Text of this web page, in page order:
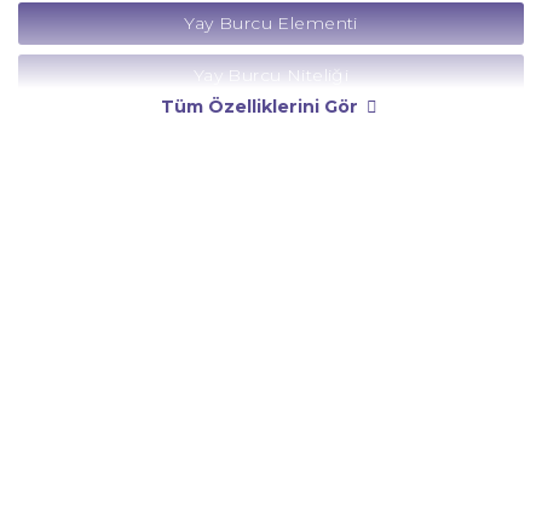
Yay Burcu Elementi
Yay Burcu Niteliği
Tüm Özelliklerini Gör